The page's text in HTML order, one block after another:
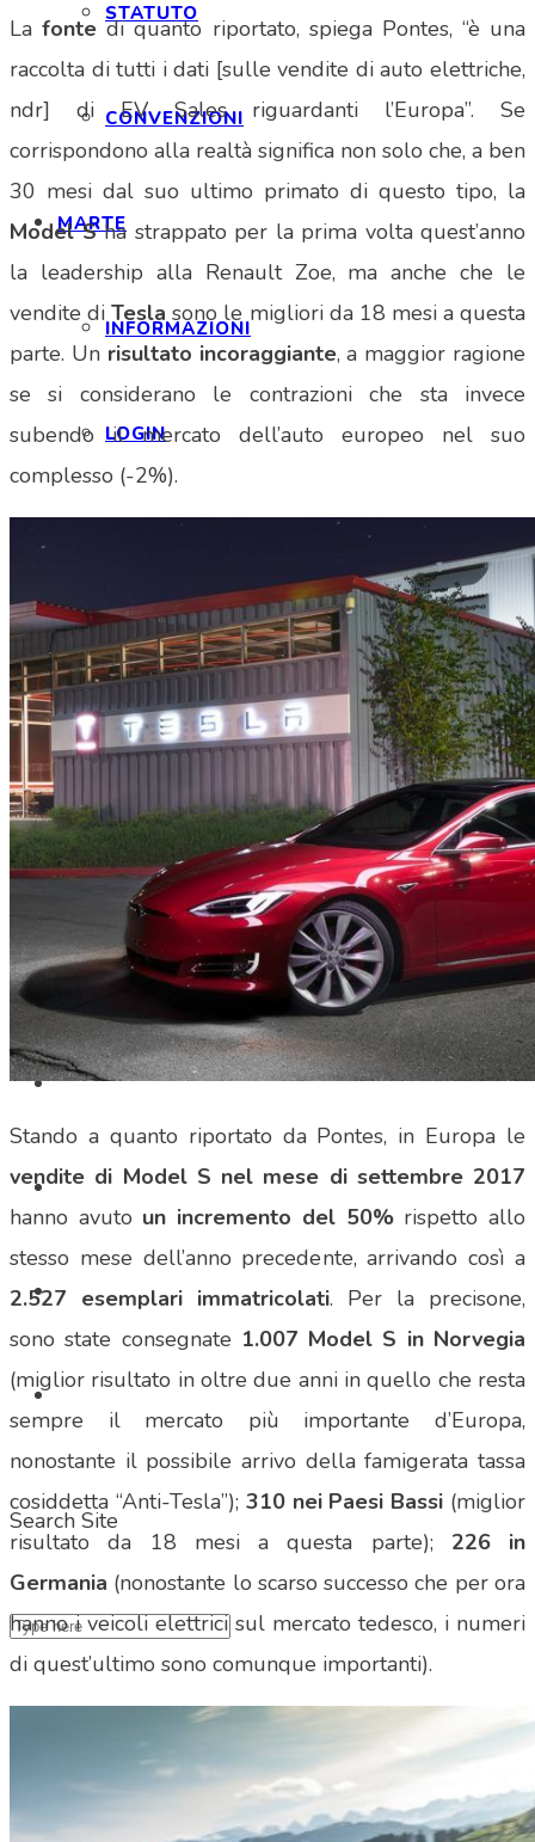
STATUTO
CONVENZIONI
MARTE
INFORMAZIONI
LOGIN
SPONSOR
NEWS
SHOP
Search Site
Lafontedi quanto riportato, spiega Pontes, “è una
raccolta di tutti i dati [sulle vendite di auto elettriche,
ndr] di EV Sales riguardanti l’Europa”. Se
corrispondono alla realtà significa non solo che, a ben
30 mesi dal suo ultimo primato di questo tipo, la
Model Sha strappato per la prima volta quest’anno
la leadership alla Renault Zoe, ma anche che le
vendite diTesla sono le migliori da 18 mesi a questa
parte. Un risultato incoraggiante, a maggior ragione
se si considerano le contrazioni che sta invece
subendo il mercato dell’auto europeo nel suo
complesso (-2%).
Stando a quanto riportato da Pontes, in Europa le
vendite di Model S nel mese di settembre 2017
hanno avuto un incremento del 50%rispetto allo
stesso mese dell’anno precedente, arrivando così a
2.527 esemplari immatricolati. Per la precisone,
sono state consegnate 1.007 Model S in Norvegia
(miglior risultato in oltre due anni in quello che resta
sempre il mercato più importante d’Europa,
nonostante il possibile arrivo della famigerata tassa
cosiddetta “Anti-Tesla”); 310 nei Paesi Bassi (miglior
risultato da 18 mesi a questa parte); 226 in
Germania (nonostante lo scarso successo che per ora
hanno i veicoli elettrici sul mercato tedesco, i numeri
di quest’ultimo sono comunque importanti).